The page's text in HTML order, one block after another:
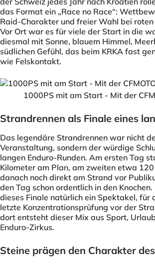
das Format ein „Race no Race“:
Raid-Charakter und freier Wahl bei
Vor Ort war es für viele der Start in die
diesmal mit Sonne, blauem Himmel,
südlichen Gefühl, das beim KRKA fast
wie Felskontakt.
1000PS mit am Start - Mit der
Strandrennen als Finale eines
Das legendäre Strandrennen war nicht
Veranstaltung, sondern der würdige
langen Enduro-Runden. Am ersten Tag
Kilometer am Plan, am zweiten etwa
danach noch direkt am Strand vor
den Tag schon ordentlich in den
dieses Finale natürlich ein Spektakel, für
letzte Konzentrationsprüfung vor der
dort entsteht dieser Mix aus Sport,
Enduro-Zirkus.
Steine prägen den Charakter